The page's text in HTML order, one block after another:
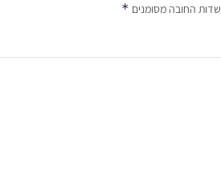
שדות החובה מסומנים *